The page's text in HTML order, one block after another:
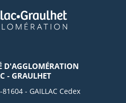
D'AGGLOMÉRATION
- GRAULHET
- GAILLAC Cedex